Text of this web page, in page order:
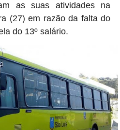
as suas atividades na
(27) em razão da falta do
do 13º salário.